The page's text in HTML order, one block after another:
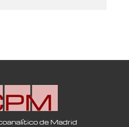
de Madrid